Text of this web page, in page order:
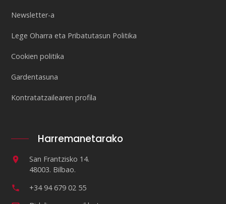
Newsletter-a
Lege Oharra eta Pribatutasun Politika
Cookien politika
Gardentasuna
Kontratatzailearen profila
Harremanetarako
San Frantzisko 14.
48003. Bilbao.
+34 94 679 02 55